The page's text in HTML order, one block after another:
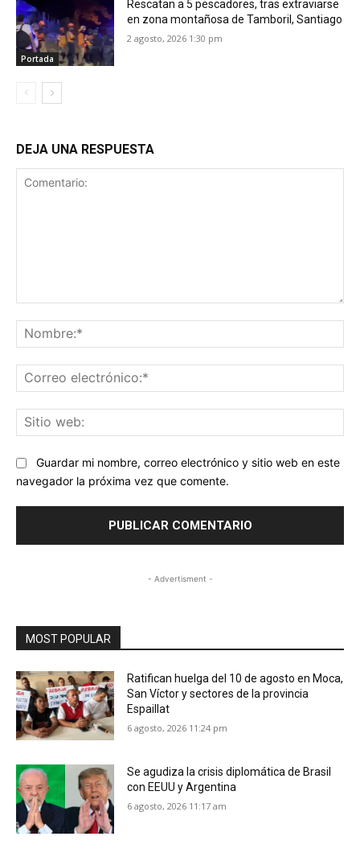
Portada
Rescatan a 5 pescadores, tras extraviarse
en zona montañosa de Tamboril, Santiago
2 agosto, 2026 1:30 pm
DEJA UNA RESPUESTA
Guardar mi nombre, correo electrónico y sitio web en este
navegador la próxima vez que comente.
- Advertisment -
MOST POPULAR
Ratifican huelga del 10 de agosto en Moca,
San Víctor y sectores de la provincia
Espaillat
6 agosto, 2026 11:24 pm
Se agudiza la crisis diplomática de Brasil
con EEUU y Argentina
6 agosto, 2026 11:17 am